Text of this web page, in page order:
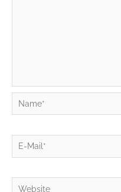
Name*
E-
Mail*
Website